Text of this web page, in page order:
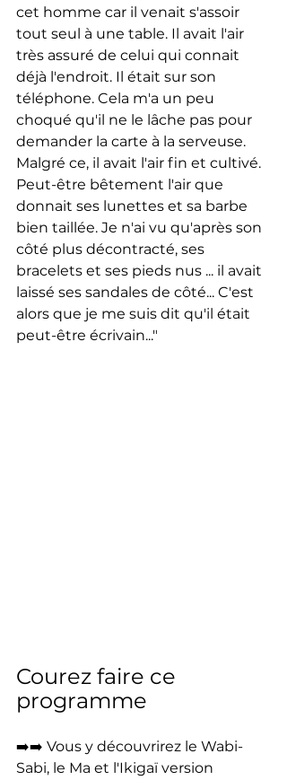
cet homme car il venait s'assoir
tout seul à une table. Il avait l'air
très assuré de celui qui connait
déjà l'endroit. Il était sur son
téléphone. Cela m'a un peu
choqué qu'il ne le lâche pas pour
demander la carte à la serveuse.
Malgré ce, il avait l'air fin et cultivé.
Peut-être bêtement l'air que
donnait ses lunettes et sa barbe
bien taillée. Je n'ai vu qu'après son
côté plus décontracté, ses
bracelets et ses pieds nus ... il avait
laissé ses sandales de côté... C'est
alors que je me suis dit qu'il était
peut-être écrivain..."
Courez faire ce
programme
➡️➡️ Vous y découvrirez le Wabi-
Sabi, le Ma et l'Ikigaï version